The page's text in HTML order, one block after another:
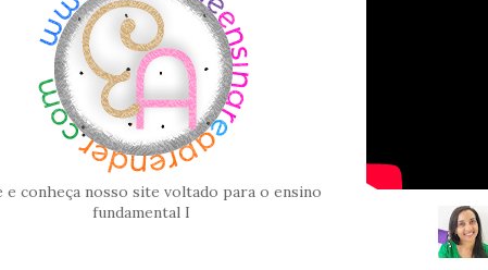
e conheça nosso site voltado para o ensino
fundamental I